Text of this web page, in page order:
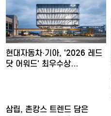
현대자동차·기아, '2026 레드
닷 어워드' 최우수상…
삼립, 촌캉스 트렌드 담은